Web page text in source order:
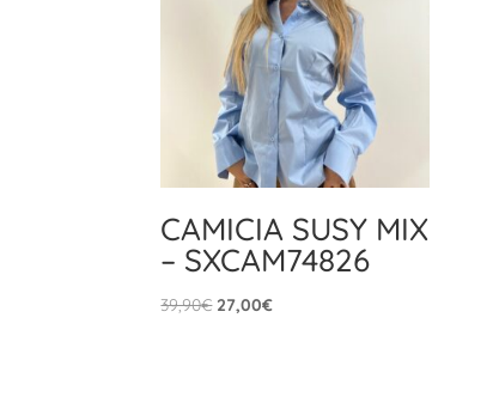
CAMICIA SUSY MIX
– SXCAM74826
39,90€ Il
27,00€Il